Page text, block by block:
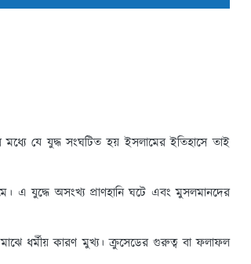
যে যুদ্ধ সংঘটিত হয় ইসলামের ইতিহাসে তাই
এ যুদ্ধে অসংখ্য প্রাণহানি ঘটে এবং মুসলমানদের
ধর্মীয় কারণ মুখ্য। ক্রুসেডের গুরুত্ব বা ফলাফল